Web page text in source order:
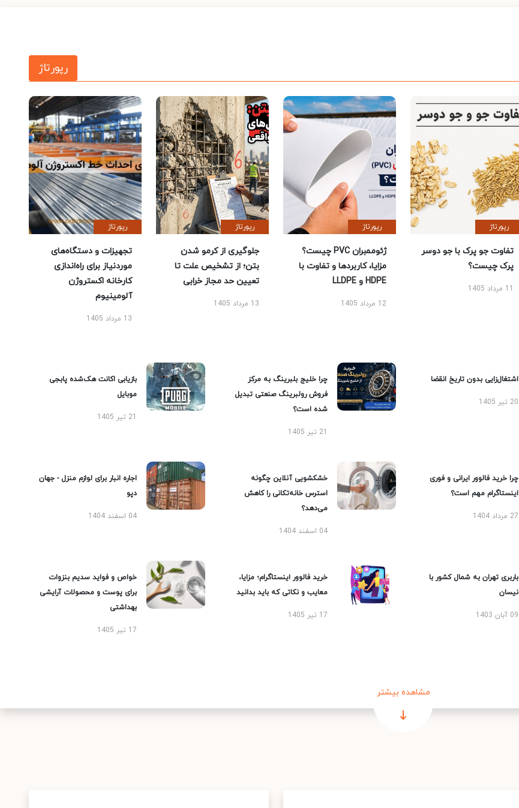
رپورتاژ
رپورتاژ
تفاوت جو پرک با جو دوسر
پرک چیست؟
11 مرداد 1405
رپورتاژ
ژئوممبران PVC چیست؟
مزایا، کاربردها و تفاوت با
HDPE و LLDPE
12 مرداد 1405
رپورتاژ
جلوگیری از کرمو شدن
بتن؛ از تشخیص علت تا
تعیین حد مجاز خرابی
13 مرداد 1405
رپورتاژ
تجهیزات و دستگاه‌های
موردنیاز برای راه‌اندازی
کارخانه اکستروژن
آلومینیوم
13 مرداد 1405
اشتغال‌زایی بدون تاریخ انقضا
20 تیر 1405
چرا خلیج بلبرینگ به مرکز
فروش رولبرینگ صنعتی تبدیل
شده است؟
21 تیر 1405
بازیابی اکانت هک‌شده پابجی
موبایل
21 تیر 1405
چرا خرید فالوور ایرانی و فوری
اینستاگرام مهم است؟
27 مرداد 1404
خشکشویی آنلاین چگونه
استرس خانه‌تکانی را کاهش
می‌دهد؟
04 اسفند 1404
اجاره انبار برای لوازم منزل - جهان
دپو
04 اسفند 1404
باربری تهران به شمال کشور با
نیسان
09 آبان 1403
خرید فالوور اینستاگرام؛ مزایا،
معایب و نکاتی که باید بدانید
17 تیر 1405
خواص و فواید سدیم بنزوات
برای پوست و محصولات آرایشی
بهداشتی
17 تیر 1405
مشاهده بیشتر